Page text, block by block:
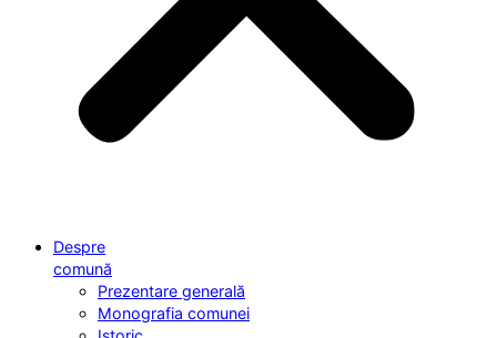
Despre
comună
Prezentare generală
Monografia comunei